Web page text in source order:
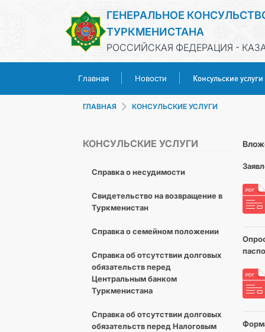
ГЕНЕРАЛЬНОЕ
ТУРКМЕНИСТАНА
РОССИЙСКАЯ ФЕДЕРАЦИЯ -
Главная Новости Консульские услуги
ГЛАВНАЯ КОНСУЛЬСКИЕ УСЛУГИ
КОНСУЛЬСКИЕ УСЛУГИ
Справка о несудимости
Свидетельство на возвращение в
Туркменистан
Справка о семейном положении
Cправка об отсутствии долговых
обязательств перед
Центральным банком
Туркменистана
Справка об отсутствии долговых
обязательств перед Налоговым